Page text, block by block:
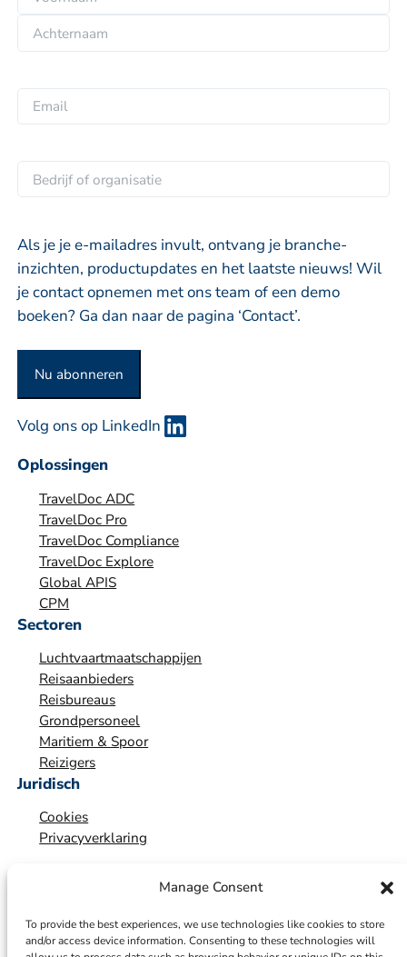
Manage Consent
To provide the best experiences, we use technologies like cookies to store
and/or access device information. Consenting to these technologies will
a
*
o
r
n
a
m
c
e
n
a
m
m
i
le
r
i
j
f
g
a
e
Als je je e-mailadres invult, ontvang je branche-
inzichten, productupdates en het laatste nieuws! Wil
je contact opnemen met ons team of een demo
boeken? Ga dan naar de pagina ‘Contact’.
Nu abonneren
Volg ons op LinkedIn
Oplossingen
TravelDoc ADC
TravelDoc Pro
TravelDoc Compliance
TravelDoc Explore
Global APIS
CPM
Sectoren
Luchtvaartmaatschappijen
Reisaanbieders
Reisbureaus
Grondpersoneel
Maritiem & Spoor
Reizigers
Juridisch
Cookies
Privacyverklaring